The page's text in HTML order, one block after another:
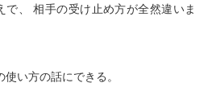
で、 相手の受け止め方が全然違いま
い方の話にできる。